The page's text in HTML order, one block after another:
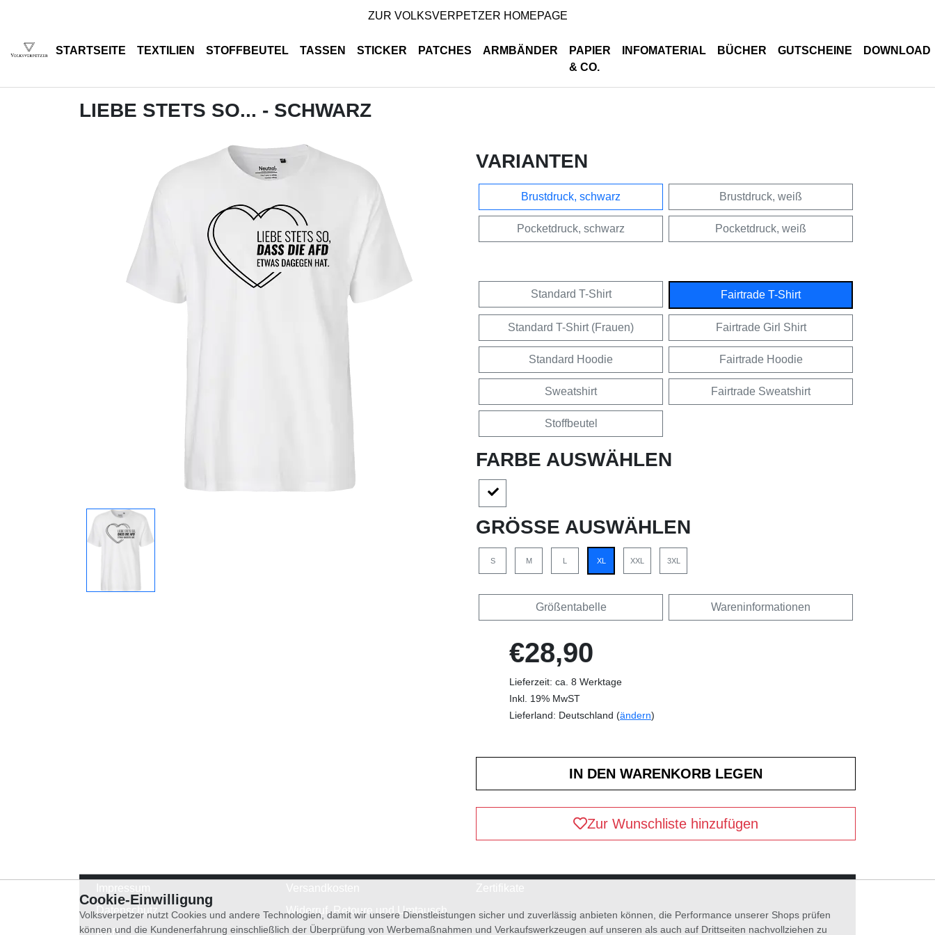
ZUR VOLKSVERPETZER HOMEPAGE
STARTSEITE TEXTILIEN STOFFBEUTEL TASSEN STICKER PATCHES ARMBÄNDER
PAPIER
& CO.
INFOMATERIAL BÜCHER GUTSCHEINE DOWNLOAD
LIEBE STETS SO... - SCHWARZ
VARIANTEN
Brustdruck, schwarz Brustdruck, weiß
Pocketdruck, schwarz Pocketdruck, weiß
Standard T-Shirt Fairtrade T-Shirt
Standard T-Shirt (Frauen) Fairtrade Girl Shirt
Standard Hoodie Fairtrade Hoodie
Sweatshirt Fairtrade Sweatshirt
Stoffbeutel
FARBE AUSWÄHLEN
GRÖSSE AUSWÄHLEN
S M L XL XXL 3XL
Größentabelle Wareninformationen
€28,90
Lieferzeit: ca. 8 Werktage
Inkl. 19% MwST
Lieferland: Deutschland (ändern)
Zur Wunschliste hinzufügen
Datenschutz
AGB
Widerruf, Retoure und Umtausch
Cookie-Einwilligung
Volksverpetzer nutzt Cookies und andere Technologien, damit wir unsere Dienstleistungen sicher und zuverlässig anbieten können, die Performance unserer Shops prüfen
können und die Kundenerfahrung einschließlich der Überprüfung von Werbemaßnahmen und Verkaufswerkzeugen auf unseren als auch auf Drittseiten nachvollziehen zu